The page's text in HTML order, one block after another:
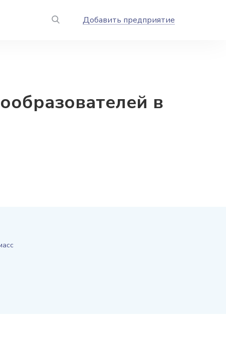
Добавить предприятие
в